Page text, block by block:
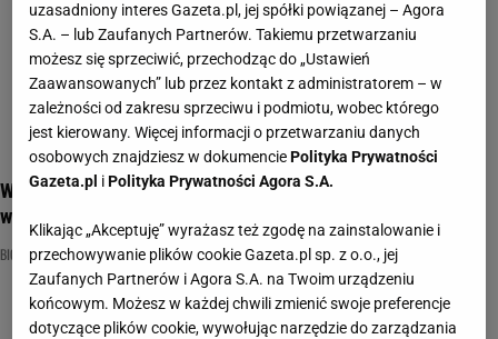
W każdym polskim domu je się bigos! Sprawdź w QUIZIE, ile
wiesz o tej potrawie
BIGOS JEDZENIE QUIZ
uzasadniony interes Gazeta.pl, jej spółki powiązanej – Agora
S.A. – lub Zaufanych Partnerów. Takiemu przetwarzaniu
możesz się sprzeciwić, przechodząc do „Ustawień
Zaawansowanych” lub przez kontakt z administratorem – w
zależności od zakresu sprzeciwu i podmiotu, wobec którego
jest kierowany. Więcej informacji o przetwarzaniu danych
osobowych znajdziesz w dokumenciePolityka Prywatności
Gazeta.pl iPolityka Prywatności Agora S.A.
Klikając „Akceptuję” wyrażasz też zgodę na zainstalowanie i
przechowywanie plików cookie Gazeta.pl sp. z o.o., jej
Zaufanych Partnerów i Agora S.A. na Twoim urządzeniu
końcowym. Możesz w każdej chwili zmienić swoje preferencje
dotyczące plików cookie, wywołując narzędzie do zarządzania